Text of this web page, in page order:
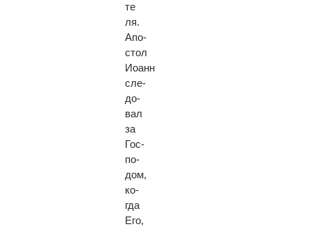
те­
ля.
Апо­
стол
Иоанн
сле­
до­
вал
за
Гос­
по­
дом,
ко­
гда
Его,